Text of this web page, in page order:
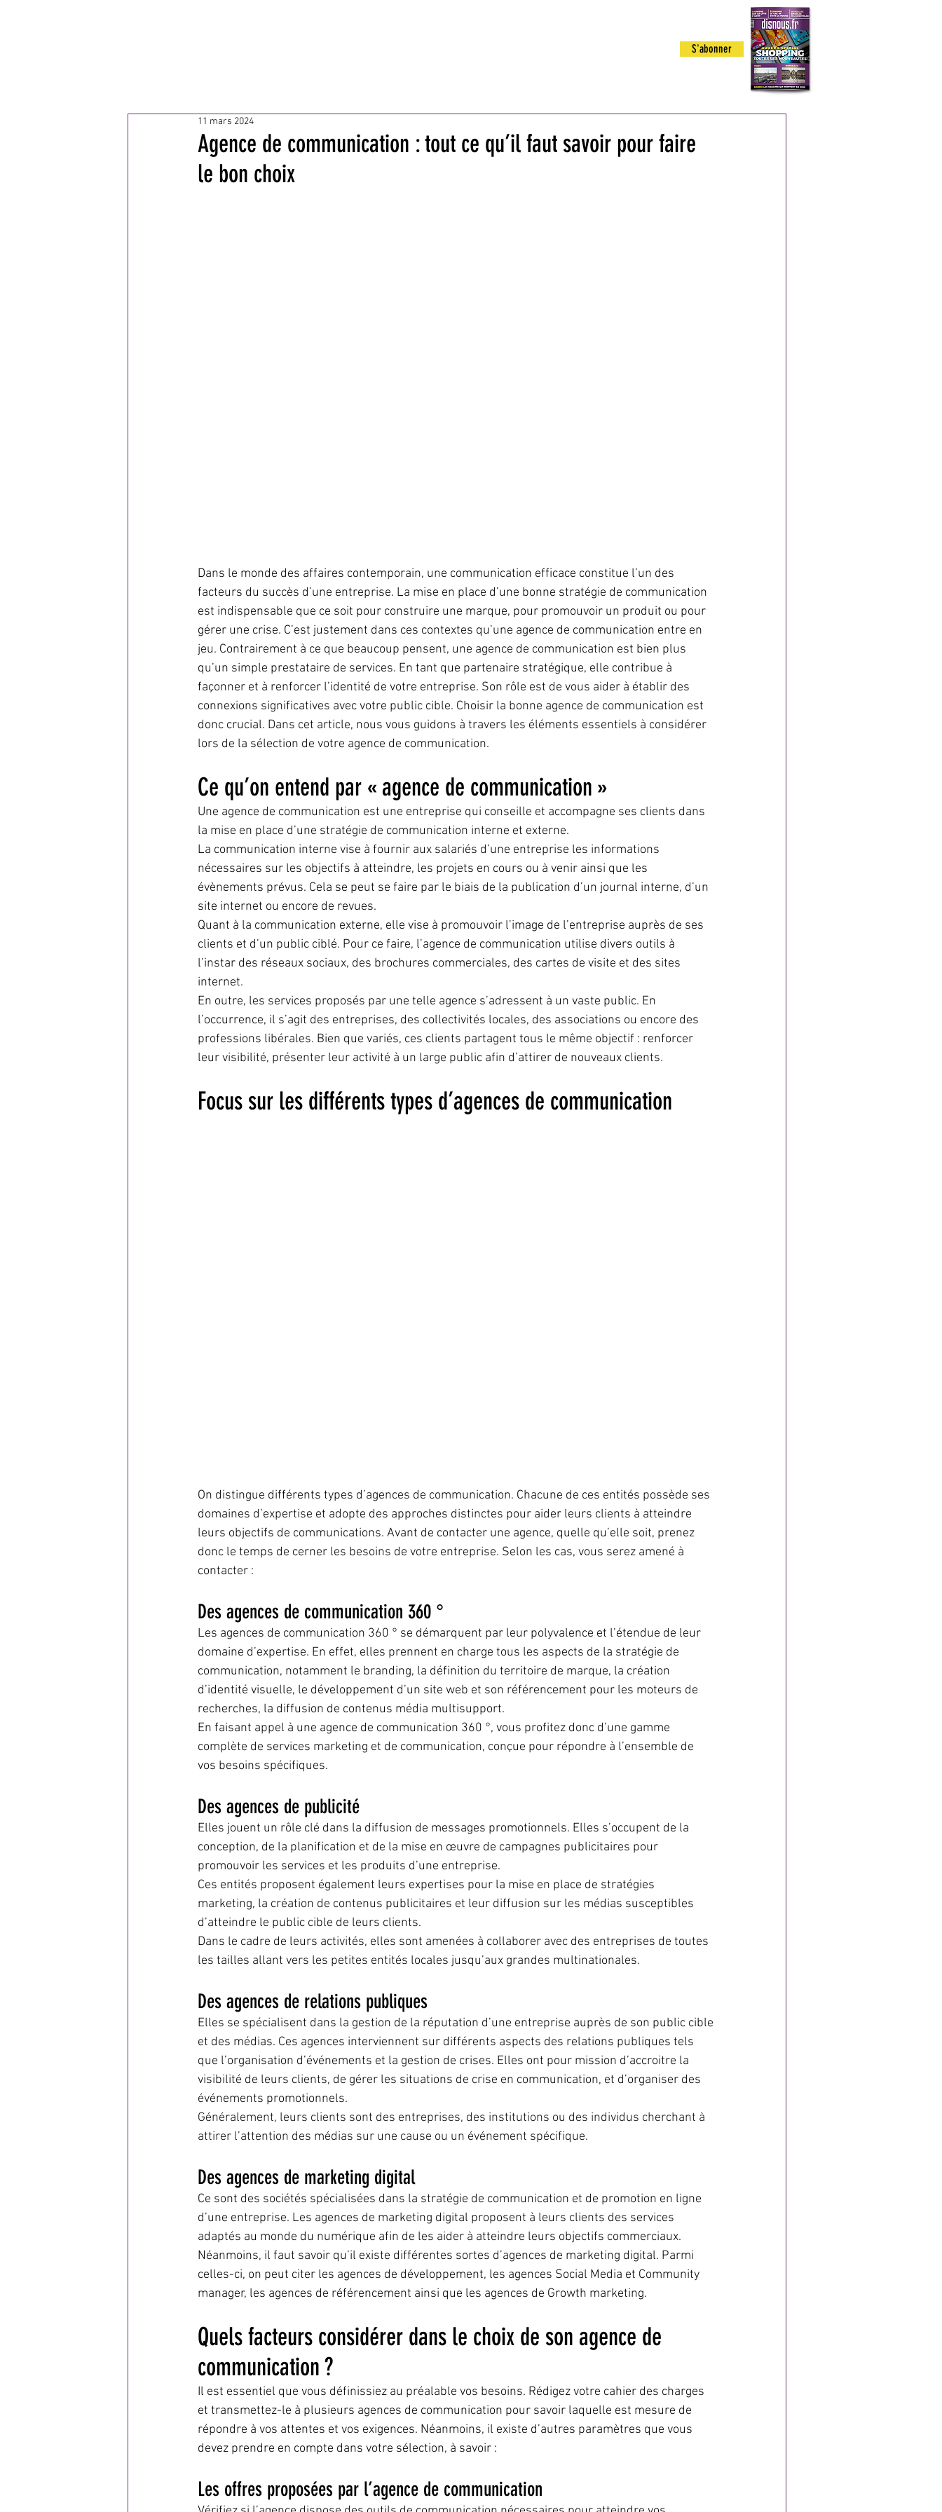
S'abonner
Agence de communication : tout ce qu’il faut savoir pour faire
le bon choix
11 mars 2024
Dans le monde des affaires contemporain, une communication efficace constitue l’un des
facteurs du succès d’une entreprise. La mise en place d’une bonne stratégie de communication
est indispensable que ce soit pour construire une marque, pour promouvoir un produit ou pour
gérer une crise. C’est justement dans ces contextes qu’une agence de communication entre en
jeu. Contrairement à ce que beaucoup pensent, une agence de communication est bien plus
qu’un simple prestataire de services. En tant que partenaire stratégique, elle contribue à
façonner et à renforcer l’identité de votre entreprise. Son rôle est de vous aider à établir des
connexions significatives avec votre public cible. Choisir la bonne agence de communication est
donc crucial. Dans cet article, nous vous guidons à travers les éléments essentiels à considérer
lors de la sélection de votre agence de communication.
Ce qu’on entend par « agence de communication »
Une agence de communication est une entreprise qui conseille et accompagne ses clients dans
la mise en place d’une stratégie de communication interne et externe.
La communication interne vise à fournir aux salariés d’une entreprise les informations
nécessaires sur les objectifs à atteindre, les projets en cours ou à venir ainsi que les
évènements prévus. Cela se peut se faire par le biais de la publication d’un journal interne, d’un
site internet ou encore de revues.
Quant à la communication externe, elle vise à promouvoir l’image de l’entreprise auprès de ses
clients et d’un public ciblé. Pour ce faire, l’agence de communication utilise divers outils à
l’instar des réseaux sociaux, des brochures commerciales, des cartes de visite et des sites
internet.
En outre, les services proposés par une telle agence s’adressent à un vaste public. En
l’occurrence, il s’agit des entreprises, des collectivités locales, des associations ou encore des
professions libérales. Bien que variés, ces clients partagent tous le même objectif : renforcer
leur visibilité, présenter leur activité à un large public afin d’attirer de nouveaux clients.
Focus sur les différents types d’agences de communication
On distingue différents types d’agences de communication. Chacune de ces entités possède ses
domaines d’expertise et adopte des approches distinctes pour aider leurs clients à atteindre
leurs objectifs de communications. Avant de contacter une agence, quelle qu’elle soit, prenez
donc le temps de cerner les besoins de votre entreprise. Selon les cas, vous serez amené à
contacter :
Des agences de communication 360 °
Les agences de communication 360 ° se démarquent par leur polyvalence et l’étendue de leur
domaine d’expertise. En effet, elles prennent en charge tous les aspects de la stratégie de
communication, notamment le branding, la définition du territoire de marque, la création
d’identité visuelle, le développement d’un site web et son référencement pour les moteurs de
recherches, la diffusion de contenus média multisupport.
En faisant appel à une agence de communication 360 °, vous profitez donc d’une gamme
complète de services marketing et de communication, conçue pour répondre à l’ensemble de
vos besoins spécifiques.
Des agences de publicité
Elles jouent un rôle clé dans la diffusion de messages promotionnels. Elles s’occupent de la
conception, de la planification et de la mise en œuvre de campagnes publicitaires pour
promouvoir les services et les produits d’une entreprise.
Ces entités proposent également leurs expertises pour la mise en place de stratégies
marketing, la création de contenus publicitaires et leur diffusion sur les médias susceptibles
d’atteindre le public cible de leurs clients.
Dans le cadre de leurs activités, elles sont amenées à collaborer avec des entreprises de toutes
les tailles allant vers les petites entités locales jusqu’aux grandes multinationales.
Des agences de relations publiques
Elles se spécialisent dans la gestion de la réputation d’une entreprise auprès de son public cible
et des médias. Ces agences interviennent sur différents aspects des relations publiques tels
que l’organisation d’événements et la gestion de crises. Elles ont pour mission d’accroitre la
visibilité de leurs clients, de gérer les situations de crise en communication, et d’organiser des
événements promotionnels.
Généralement, leurs clients sont des entreprises, des institutions ou des individus cherchant à
attirer l’attention des médias sur une cause ou un événement spécifique.
Des agences de marketing digital
Ce sont des sociétés spécialisées dans la stratégie de communication et de promotion en ligne
d’une entreprise. Les agences de marketing digital proposent à leurs clients des services
adaptés au monde du numérique afin de les aider à atteindre leurs objectifs commerciaux.
Néanmoins, il faut savoir qu’il existe différentes sortes d’agences de marketing digital. Parmi
celles-ci, on peut citer les agences de développement, les agences Social Media et Community
manager, les agences de référencement ainsi que les agences de Growth marketing.
Quels facteurs considérer dans le choix de son agence de
communication ?
Il est essentiel que vous définissiez au préalable vos besoins. Rédigez votre cahier des charges
et transmettez-le à plusieurs agences de communication pour savoir laquelle est mesure de
répondre à vos attentes et vos exigences. Néanmoins, il existe d’autres paramètres que vous
devez prendre en compte dans votre sélection, à savoir :
Les offres proposées par l’agence de communication